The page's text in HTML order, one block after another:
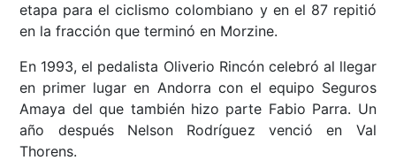
etapa para el ciclismo colombiano y en el 87 repitió
en la fracción que terminó en Morzine.
En 1993, el pedalista Oliverio Rincón celebró al llegar
en primer lugar en Andorra con el equipo Seguros
Amaya del que también hizo parte Fabio Parra. Un
año después Nelson Rodríguez venció en Val
Thorens.